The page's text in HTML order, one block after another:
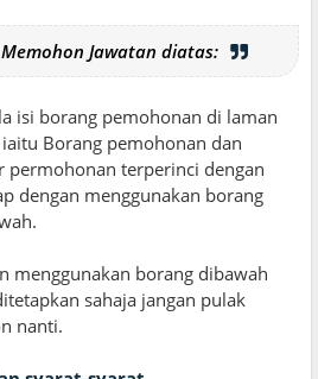
Jawatan diatas:
isi borang pemohonan di laman
Borang pemohonan dan
permohonan terperinci dengan
dengan menggunakan borang
menggunakan borang dibawah
sahaja jangan pulak
nanti.